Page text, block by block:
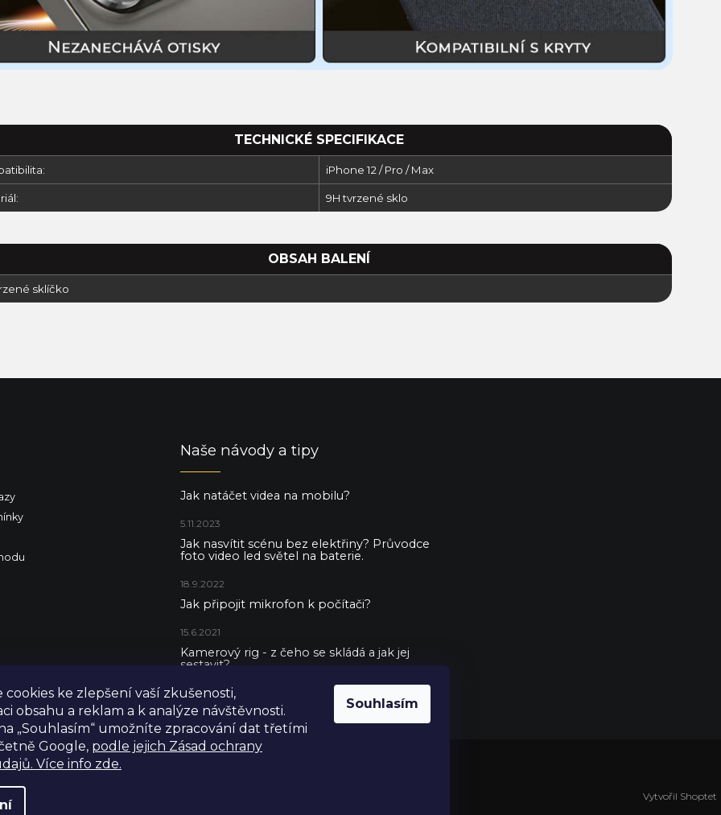
cookies ke zlepšení vaší zkušenosti,
obsahu a reklam a k analýze návštěvnosti.
„Souhlasím“ umožníte zpracování dat třetími
Google, podle jejich Zásad ochrany
Více info zde.
Souhlasím
TECHNICKÉ SPECIFIKACE
iPhone 12 / Pro / Max
9H tvrzené sklo
OBSAH BALENÍ
sklíčko
Naše návody a tipy
Jak natáčet videa na mobilu?
5.11.2023
Jak nasvítit scénu bez elektřiny? Průvodce
foto video led světel na baterie.
18.9.2022
Jak připojit mikrofon k počítači?
15.6.2021
Kamerový rig - z čeho se skládá a jak jej
sestavit?
5.5.2021
Vytvořil Shoptet